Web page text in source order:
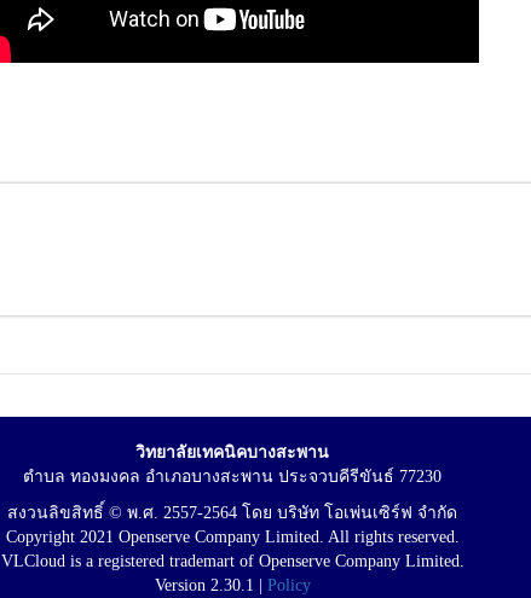
วิทยาลัยเทคนิคบางสะพาน
ตำบล ทองมงคล อำเภอบางสะพาน ประจวบคีรีขันธ์ 77230
สงวนลิขสิทธิ์ © พ.ศ. 2557-2564 โดย บริษัท โอเพ่นเซิร์ฟ จำกัด
Copyright 2021 Openserve Company Limited. All rights reserved.
VLCloud is a registered trademart of Openserve Company Limited.
Version 2.30.1 | Policy